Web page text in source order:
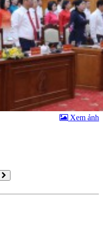
Xem ảnh